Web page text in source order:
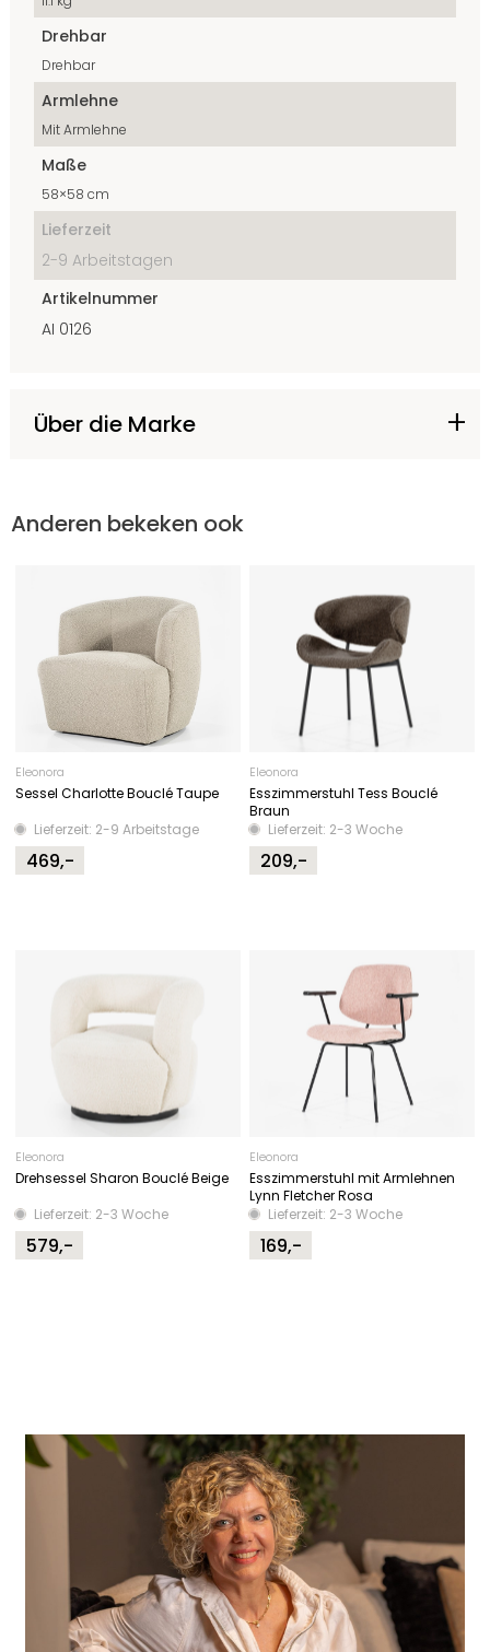
Drehbar
Drehbar
Armlehne
Mit Armlehne
Maße
58×58 cm
Lieferzeit
2-9 Arbeitstagen
Artikelnummer
AI 0126
Über die Marke
Anderen bekeken ook
Eleonora
Sessel Charlotte Bouclé Taupe
Lieferzeit: 2-9 Arbeitstage
469,-
Eleonora
Esszimmerstuhl Tess Bouclé
Braun
Lieferzeit: 2-3 Woche
209,-
Eleonora
Drehsessel Sharon Bouclé Beige
Lieferzeit: 2-3 Woche
579,-
Eleonora
Esszimmerstuhl mit Armlehnen
Lynn Fletcher Rosa
Lieferzeit: 2-3 Woche
169,-